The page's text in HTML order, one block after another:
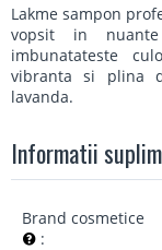
Lakme sampon
vopsit in
imbunatateste
vibranta si plina
lavanda.
Informatii
Brand cosmetice
: